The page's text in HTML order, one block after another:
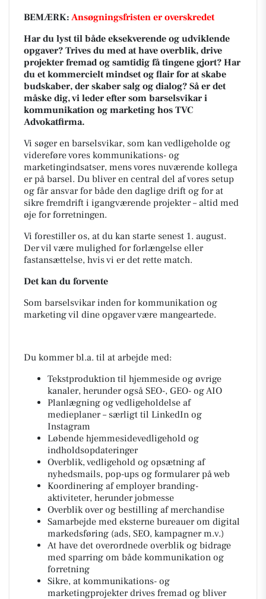
BEMÆRK: Ansøgningsfristen er overskredet
Har du lyst til både eksekverende og udviklende
opgaver? Trives du med at have overblik, drive
projekter fremad og samtidig få tingene gjort? Har
du et kommercielt mindset og flair for at skabe
budskaber, der skaber salg og dialog? Så er det
måske dig, vi leder efter som barselsvikar i
kommunikation og marketing hos TVC
Advokatfirma.
Vi søger en barselsvikar, som kan vedligeholde og
videreføre vores kommunikations- og
marketingindsatser, mens vores nuværende kollega
er på barsel. Du bliver en central del af vores setup
og får ansvar for både den daglige drift og for at
sikre fremdrift i igangværende projekter – altid med
øje for forretningen.
Vi forestiller os, at du kan starte senest 1. august.
Der vil være mulighed for forlængelse eller
fastansættelse, hvis vi er det rette match.
Det kan du forvente
Som barselsvikar inden for kommunikation og
marketing vil dine opgaver være mangeartede.
Du kommer bl.a. til at arbejde med:
Tekstproduktion til hjemmeside og øvrige
kanaler, herunder også SEO-, GEO- og AIO
Planlægning og vedligeholdelse af
medieplaner – særligt til LinkedIn og
Instagram
Løbende hjemmesidevedligehold og
indholdsopdateringer
Overblik, vedligehold og opsætning af
nyhedsmails, pop-ups og formularer på web
Koordinering af employer branding-
aktiviteter, herunder jobmesse
Overblik over og bestilling af merchandise
Samarbejde med eksterne bureauer om digital
markedsføring (ads, SEO, kampagner m.v.)
At have det overordnede overblik og bidrage
med sparring om både kommunikation og
forretning
Sikre, at kommunikations- og
marketingprojekter drives fremad og bliver